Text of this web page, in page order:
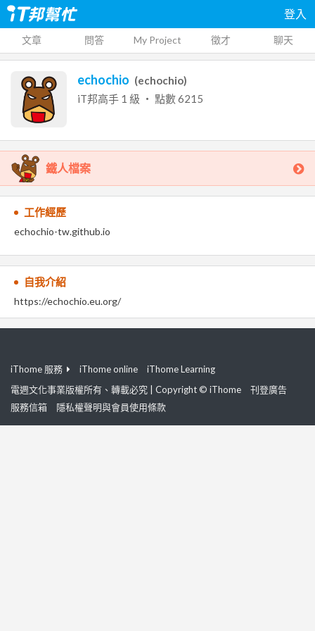
登入
文章 問答 My Project 徵才 聊天
echochio (echochio)
iT邦高手 1 級 ‧ 點數6215
鐵人檔案
工作經歷
echochio-tw.github.io
自我介紹
https://echochio.eu.org/
iThome 服務 iThome online
iThome Learning
電週文化事業版權所有、轉載必究 | Copyright © iThome
刊登廣告
服務信箱
隱私權聲明與會員使用條款